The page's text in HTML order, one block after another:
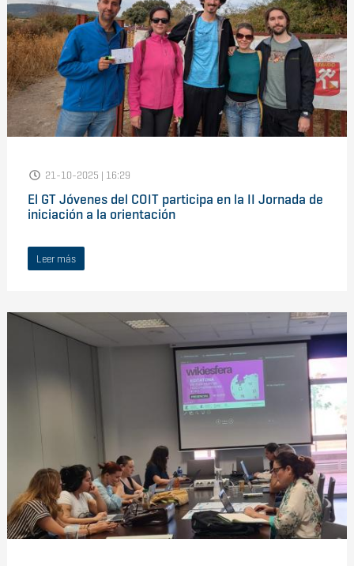
21-10-2025 | 16:29
El GT Jóvenes del COIT participa en la II Jornada de
iniciación a la orientación
Leer más